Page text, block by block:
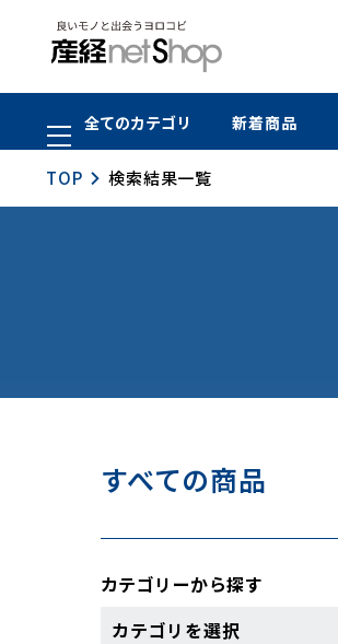
全てのカテゴリ 新着商品
TOP 検索結果一覧
すべての商品
カテゴリーから探す
カテゴリを選択